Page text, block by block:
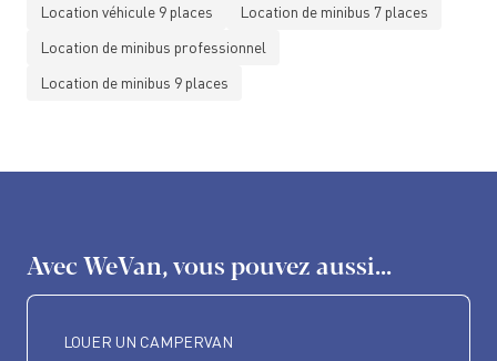
Location véhicule 9 places
Location de minibus 7 places
Location de minibus professionnel
Location de minibus 9 places
Avec WeVan, vous pouvez aussi...
LOUER UN CAMPERVAN